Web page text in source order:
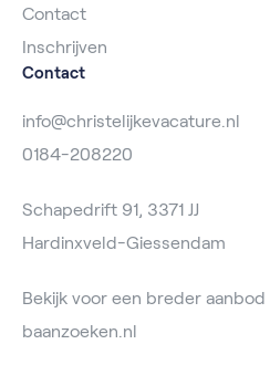
Contact
Inschrijven
Contact
info@christelijkevacature.nl
0184-208220
Schapedrift 91, 3371 JJ
Hardinxveld-Giessendam
Bekijk voor een breder
baanzoeken.nl